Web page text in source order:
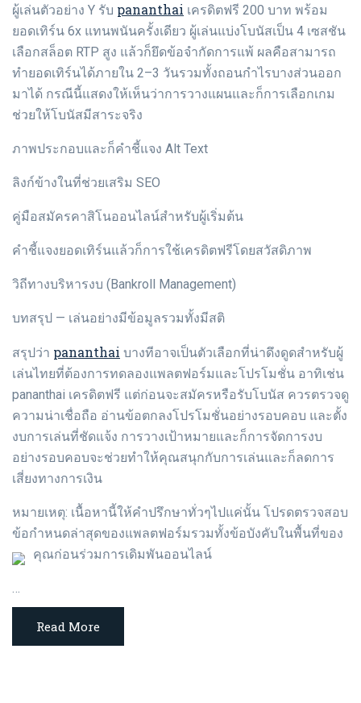
ผู้เล่นตัวอย่าง Y รับ pananthai เครดิตฟรี 200 บาท พร้อม
ยอดเทิร์น 6x แทนพนันครั้งเดียว ผู้เล่นแบ่งโบนัสเป็น 4 เซสชัน
เลือกสล็อต RTP สูง แล้วก็ยึดข้อจำกัดการแพ้ ผลคือสามารถ
ทำยอดเทิร์นได้ภายใน 2–3 วันรวมทั้งถอนกำไรบางส่วนออก
มาได้ กรณีนี้แสดงให้เห็นว่าการวางแผนและก็การเลือกเกม
ช่วยให้โบนัสมีสาระจริง
ภาพประกอบและก็คำชี้แจง Alt Text
ลิงก์ข้างในที่ช่วยเสริม SEO
คู่มือสมัครคาสิโนออนไลน์สำหรับผู้เริ่มต้น
คำชี้แจงยอดเทิร์นแล้วก็การใช้เครดิตฟรีโดยสวัสดิภาพ
วิถีทางบริหารงบ (Bankroll Management)
บทสรุป — เล่นอย่างมีข้อมูลรวมทั้งมีสติ
สรุปว่า pananthai บางทีอาจเป็นตัวเลือกที่น่าดึงดูดสำหรับผู้
เล่นไทยที่ต้องการทดลองแพลตฟอร์มและโปรโมชั่น อาทิเช่น
pananthai เครดิตฟรี แต่ก่อนจะสมัครหรือรับโบนัส ควรตรวจดู
ความน่าเชื่อถือ อ่านข้อตกลงโปรโมชั่นอย่างรอบคอบ และตั้ง
งบการเล่นที่ชัดแจ้ง การวางเป้าหมายและก็การจัดการงบ
อย่างรอบคอบจะช่วยทำให้คุณสนุกกับการเล่นและก็ลดการ
เสี่ยงทางการเงิน
หมายเหตุ: เนื้อหานี้ให้คำปรึกษาทั่วๆไปแค่นั้น โปรดตรวจสอบ
ข้อกำหนดล่าสุดของแพลตฟอร์มรวมทั้งข้อบังคับในพื้นที่ของ
คุณก่อนร่วมการเดิมพันออนไลน์
…
Read More